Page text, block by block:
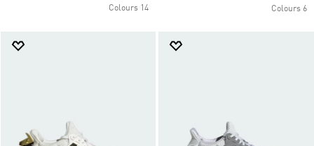
6 Colours
14 Colours